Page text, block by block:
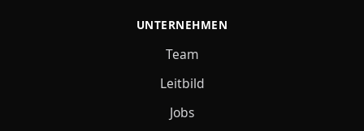
UNTERNEHMEN
Team
Leitbild
Jobs